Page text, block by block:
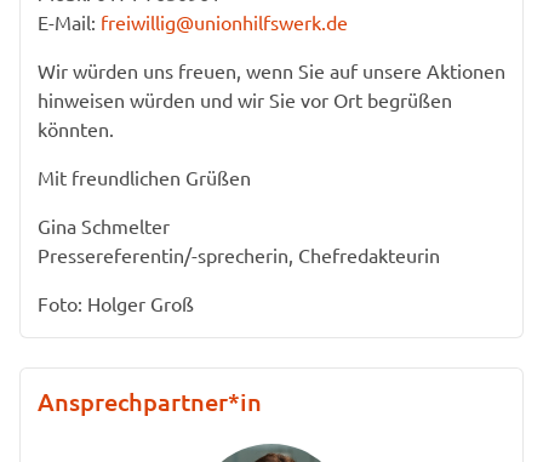
E-Mail: freiwillig@unionhilfswerk.de
Wir würden uns freuen, wenn Sie auf unsere Aktionen
hinweisen würden und wir Sie vor Ort begrüßen
könnten.
Mit freundlichen Grüßen
Gina Schmelter
Pressereferentin/-sprecherin, Chefredakteurin
Foto: Holger Groß
Ansprechpartner*in